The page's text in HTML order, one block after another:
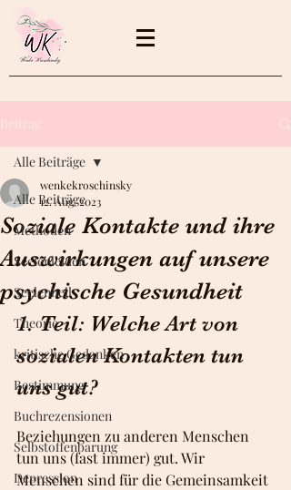
Beitrag
Alle Beiträge
Methoden
Seelenleiden
Seelenheil
Theorie
kritische Gedanken
Bestimmung
Buchrezensionen
Selbstoffenbarung
Depression
Alle Beiträge
Soziale Kontakte und ihre
Auswirkungen auf unsere
psychische Gesundheit
wenkekroschinsky
12. Aug. 2023
1. Teil: Welche Art von
sozialen Kontakten tun
uns gut?
Beziehungen zu anderen Menschen
tun uns (fast immer) gut. Wir
Menschen sind für die Gemeinsamkeit